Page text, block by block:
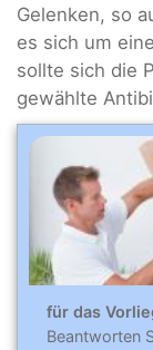
Gelenken, so
es sich um eine
sollte sich die
gewählte
für das
Beantworten